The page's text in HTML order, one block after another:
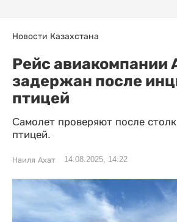
Новости Казахстана
Рейс авиакомпании
задержан после
птицей
Cамолет проверяют после
птицей.
Наиля Ахат 14.08.2025, 14:22